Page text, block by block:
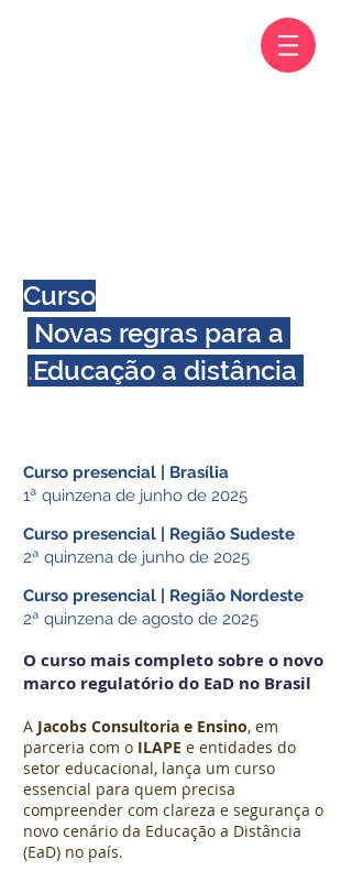
Curso
Novas regras para a
.Educação a distância
Curso presencial | Brasília
1ª quinzena de junho de 2025
Curso presencial | Região Sudeste
2ª quinzena de junho de 2025
Curso presencial | Região Nordeste
2ª quinzena de agosto de 2025
O curso mais completo sobre o novo
marco regulatório do EaD no Brasil
A Jacobs Consultoria e Ensino, em
parceria com o ILAPE e entidades do
setor educacional, lança um curso
essencial para quem precisa
compreender com clareza e segurança o
novo cenário da Educação a Distância
(EaD) no país.